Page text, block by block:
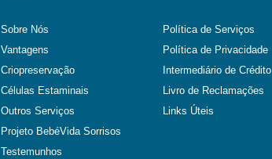
Sobre Nós
Vantagens
Criopreservação
Células Estaminais
Outros Serviços
Projeto BebéVida Sorrisos
Testemunhos
Política de Serviços
Política de Privacidade
Intermediário de Crédito
Livro de Reclamações
Links Úteis